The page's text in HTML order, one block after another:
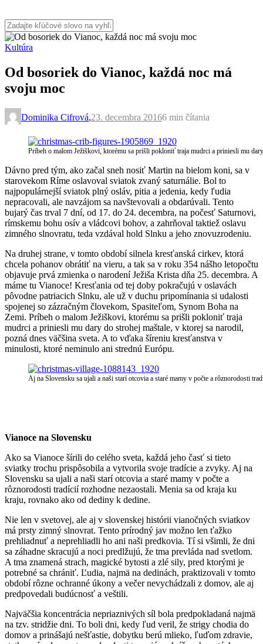
Kultúra
Od bosoriek do Vianoc, každá noc má
svoju moc
Dominika Cifrová,23. decembra 20166 min čítania
Príbeh o malom Ježiškovi, ktorému sa prišli pokloniť traja mudrci a priniesli mu
Dávno pred tým, ako začal sneh nosiť Martin na bielom koni, sa v
starovekom Ríme oslavoval sviatok zvaný saturnálie. Bol to
najpopulárnejší sviatok plný osláv, pitia a jedenia, kedy ľudia
nepracovali, ale navzájom sa navštevovali a obdarúvali. Tento
bujarý čas trval 7 dní, od 17. do 24. decembra, na počesť Saturnovi,
rímskemu bohu osív a vládcovi bohov, a zahrňoval taktiež oslavu
zimného slnovratu, teda vzdával hold Slnku a jeho znovuzrodeniu.
Na druhej strane, v tomto období silnela kresťanská cirkev, ktorá
chcela pohanov obrátiť na vieru, a tak sa v roku 354 nášho letopočtu
objavuje prvá zmienka o narodení Ježiša Krista dňa 25. decembra. A
máme tu Vianoce! Kresťania od tej doby pokračujú v oslavách
pôvodne patriacich Slnku, ale už v duchu pripomínania si udalosti
spojenej so zázračným človekom, Spasiteľom, Synom Boha na
Zemi. Príbeh o malom Ježiškovi, ktorému sa prišli pokloniť traja
mudrci a priniesli mu dary do strohej maštale, v ktorej sa narodil,
pozná dnes väčšina sveta. A to vďaka šíreniu kresťanstva v
minulosti, ktoré neminulo ani strednú Európu.
Aj na Slovensku sa ujali a naši starí otcovia a staré mamy v počte a rôznorodosti
Vianoce na Slovensku
Ako sa Vianoce šírili do celého sveta, každá jeho časť si tieto
sviatky trochu prispôsobila a vytvorila svoje tradície a zvyky. Aj na
Slovensku sa ujali a naši starí otcovia a staré mamy v počte a
rôznorodosti tradícií rozhodne nezaostali. Menia sa od kraja ku
kraju, rovnako ako od dediny k dedine.
Nie len v svetovej, ale aj v slovenskej histórii vianočných sviatkov
má prsty zimný slnovrat. Tento prírodný jav možno len ťažko
prehliadnuť a neprehliadli ho ani naši predkovia. Tí si všimli, že dni
sa záhadne skracujú a noci predlžujú, že tma prevláda nad svetlom.
A tma znamená strach, magické bytosti a zlé sily, pred ktorými je
potrebné sa chrániť. Ľudia, najmä na dedinách, praktizovali v tomto
období rôzne ochranné úkony a večer nevychádzali z domov, ale aj
predpovedali budúcnosť a veštili.
Najväčšia koncentrácia nepriaznivých síl bola predpokladaná najmä
na tzv. stridžie dni. To boli dni, kedy ľud veril, že strigy chodia do
domov a prinášajú nešťastie, dobytku berú mlieko, ľuďom zdravie,